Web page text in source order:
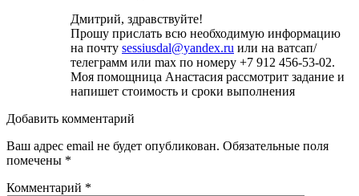
Дмитрий, здравствуйте!
Прошу прислать всю необходимую информацию
на почту sessiusdal@yandex.ru или на ватсап/
телеграмм или max по номеру +7 912 456-53-02.
Моя помощница Анастасия рассмотрит задание и
напишет стоимость и сроки выполнения
Добавить комментарий
Ваш адрес email не будет опубликован. Обязательные поля
помечены *
Комментарий *